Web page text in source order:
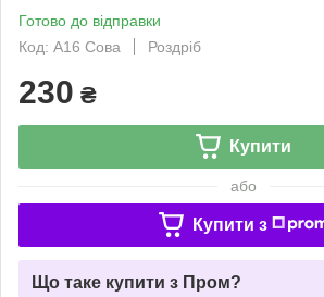
Готово до відправки
Код: A16 Сова
Роздріб
230 ₴
Купити
або
Купити з
Що таке купити з Пром?